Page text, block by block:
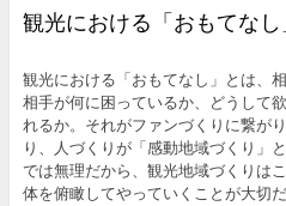
観光における「おもてなし
観光における「おもてなし」とは、
相手が何に困っているか、どうして
れるか。それがファンづくりに繋が
り、人づくりが「感動地域づくり」
では無理だから、観光地域づくりは
体を俯瞰してやっていくことが大切